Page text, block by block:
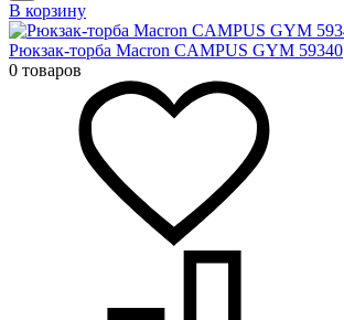
В корзину
Рюкзак-торба Macron CAMPUS GYM 59340
0 товаров